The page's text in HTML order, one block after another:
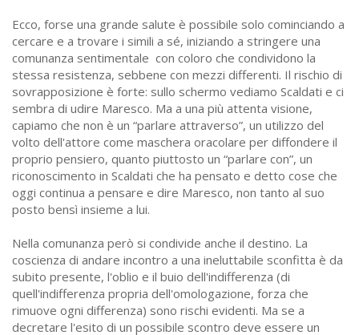
Ecco, forse una grande salute è possibile solo cominciando a
cercare e a trovare i simili a sé, iniziando a stringere una
comunanza sentimentale con coloro che condividono la
stessa resistenza, sebbene con mezzi differenti. Il rischio di
sovrapposizione è forte: sullo schermo vediamo Scaldati e ci
sembra di udire Maresco. Ma a una più attenta visione,
capiamo che non è un “parlare attraverso”, un utilizzo del
volto dell'attore come maschera oracolare per diffondere il
proprio pensiero, quanto piuttosto un “parlare con”, un
riconoscimento in Scaldati che ha pensato e detto cose che
oggi continua a pensare e dire Maresco, non tanto al suo
posto bensì insieme a lui.
Nella comunanza però si condivide anche il destino. La
coscienza di andare incontro a una ineluttabile sconfitta è da
subito presente, l'oblio e il buio dell'indifferenza (di
quell'indifferenza propria dell'omologazione, forza che
rimuove ogni differenza) sono rischi evidenti. Ma se a
decretare l'esito di un possibile scontro deve essere un